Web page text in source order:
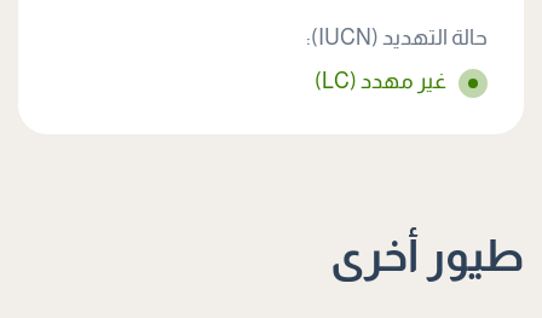
حالة التهديد (IUCN):
غير مهدد (LC)
طيور أخرى